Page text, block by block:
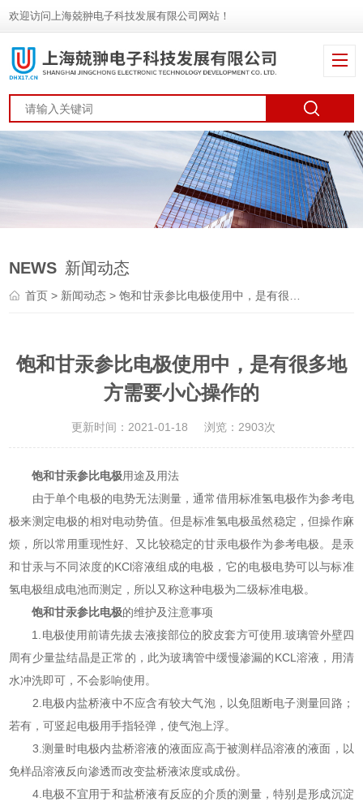
欢迎访问上海兢翀电子科技发展有限公司网站！
NEWS 新闻动态
首页 > 新闻动态 > 饱和甘汞参比电极使用中，是有很多地方需要小心操作的
饱和甘汞参比电极使用中，是有很多地
方需要小心操作的
更新时间：2021-01-18 浏览：2903次
饱和甘汞参比电极用途及用法
由于单个电极的电势无法测量，通常借用标准氢电极作为参考电
极来测定电极的相对电动势值。但是标准氢电极虽然稳定，但操作麻
烦，所以常用重现性好、又比较稳定的甘汞电极作为参考电极。是汞
和甘汞与不同浓度的KCl溶液组成的电极，它的电极电势可以与标准
氢电极组成电池而测定，所以又称这种电极为二级标准电极。
饱和甘汞参比电极的维护及注意事项
1.电极使用前请先拔去液接部位的胶皮套方可使用.玻璃管外壁四
周有少量盐结晶是正常的，此为玻璃管中缓慢渗漏的KCL溶液，用清
水冲洗即可，不会影响使用。
2.电极内盐桥液中不应含有较大气泡，以免阻断电子测量回路；
若有，可竖起电极用手指轻弹，使气泡上浮。
3.测量时电极内盐桥溶液的液面应高于被测样品溶液的液面，以
免样品溶液反向渗透而改变盐桥液浓度或成份。
4.电极不宜用于和盐桥液有反应的介质的测量，特别是形成沉淀